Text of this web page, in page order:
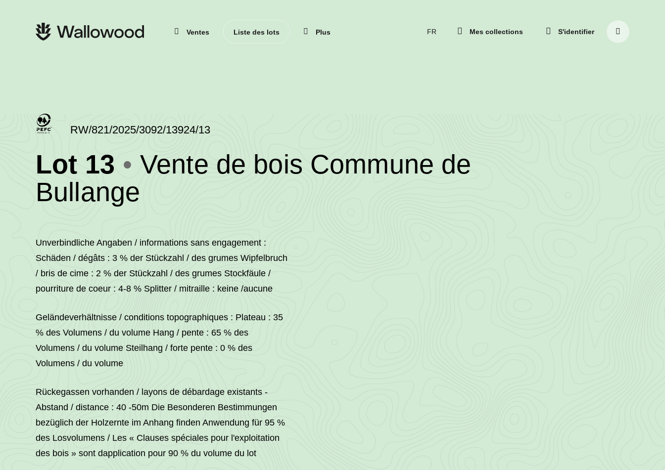
navigation
Lot 13 (RW/821/2025/3092/13924/13)
-
Vente de bois Commune de
Bullange
RW/821/2025/3092/13924/13
Unverbindliche Angaben / informations sans engagement :
Schäden / dégâts : 3 % der Stückzahl / des grumes Wipfelbruch
/ bris de cime : 2 % der Stückzahl / des grumes Stockfäule /
pourriture de coeur : 4-8 % Splitter / mitraille : keine /aucune
Geländeverhältnisse / conditions topographiques : Plateau : 35
% des Volumens / du volume Hang / pente : 65 % des
Volumens / du volume Steilhang / forte pente : 0 % des
Volumens / du volume
Rückegassen vorhanden / layons de débardage existants -
Abstand / distance : 40 -50m Die Besonderen Bestimmungen
bezüglich der Holzernte im Anhang finden Anwendung für 95 %
des Losvolumens / Les « Clauses spéciales pour l'exploitation
des bois » sont dapplication pour 90 % du volume du lot
Navigation
principale
Ventes Liste des lots Plus Mes collections S'identifier